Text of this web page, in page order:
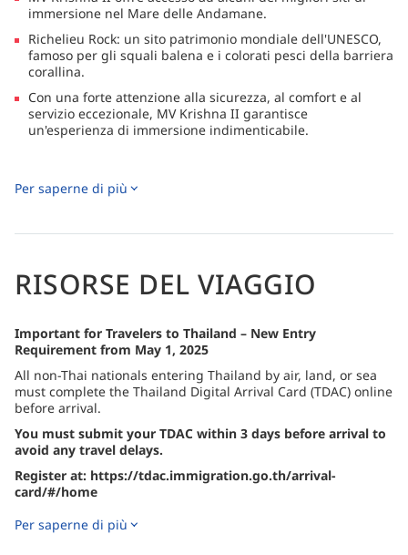
immersione nel Mare delle Andamane.
Richelieu Rock: un sito patrimonio mondiale dell'UNESCO,
famoso per gli squali balena e i colorati pesci della barriera
corallina.
Con una forte attenzione alla sicurezza, al comfort e al
servizio eccezionale, MV Krishna II garantisce
un'esperienza di immersione indimenticabile.
Per saperne di più
RISORSE DEL VIAGGIO
Important for Travelers to Thailand – New Entry
Requirement from May 1, 2025
All non-Thai nationals entering Thailand by air, land, or sea
must complete the Thailand Digital Arrival Card (TDAC) online
before arrival.
You must submit your TDAC within 3 days before arrival to
avoid any travel delays.
Register at: https://tdac.immigration.go.th/arrival-
card/#/home
Per saperne di più